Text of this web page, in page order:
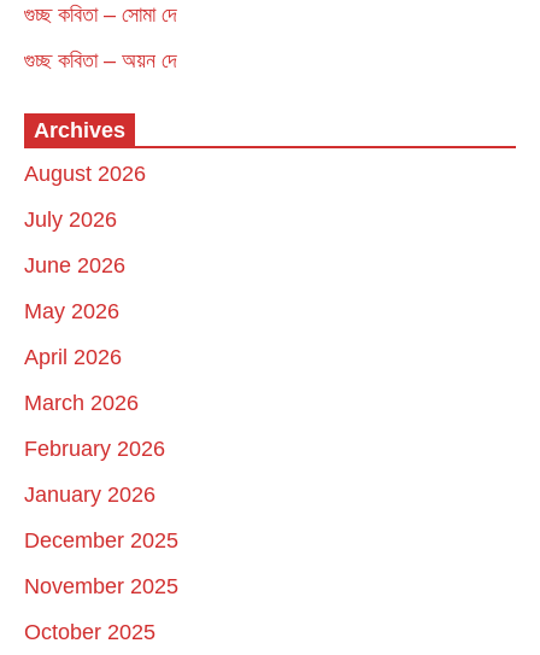
গুচ্ছ কবিতা – সোমা দে
গুচ্ছ কবিতা – অয়ন দে
Archives
August 2026
July 2026
June 2026
May 2026
April 2026
March 2026
February 2026
January 2026
December 2025
November 2025
October 2025